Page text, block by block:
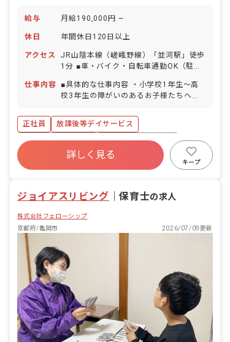
給与 月給190,000円 ~
休日 年間休日120日以上
アクセス
JR山陰本線（嵯峨野線）「並河駅」徒歩
1分 ■車・バイク・自転車通勤OK（駐車
仕事内容
■具体的な仕事内容 ・小学校1年生～高
校3年生の障がいのあるお子様たちへの
などの送迎業務 ・個別支援計画に基づい
た、個別トレーニング・集団トレーニン
グ ・連絡帳記入 ・保護者対応 ■保育理
念 ジョイアスリビングは、素直で優しい
気持ちを持った子どもたちの「こころ」
奇心を育て、可能性を広げる環境づく
就労という観点から社会生活に必要な日
常生活における基本的な動作や社会性を
ると共に、安心して過ごせる時間を提供
していきます。
正社員
放課後等デイサービス
年間休日120日以上
ボーナス・賞与あり
社会保険完備
有給
残業少なめ
詳しく見る
キープ
ジョイアスリビング ｜保育士の求人
株式会社フェローシップ
京都府/亀岡市
2026/07/09更新